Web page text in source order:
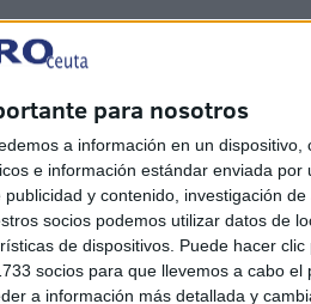
para nosotros
a información en un dispositivo,
e información estándar enviada por
y contenido, investigación
socios podemos utilizar datos de
de dispositivos. Puede hacer clic
socios para que llevemos a cabo el
a información más detallada y
fútbol sala de la
con el futuro
al futuro de Saúl